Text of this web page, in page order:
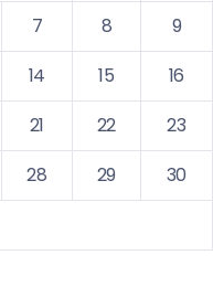
7 8
9
14 15
16
21 22
23
28 29
30